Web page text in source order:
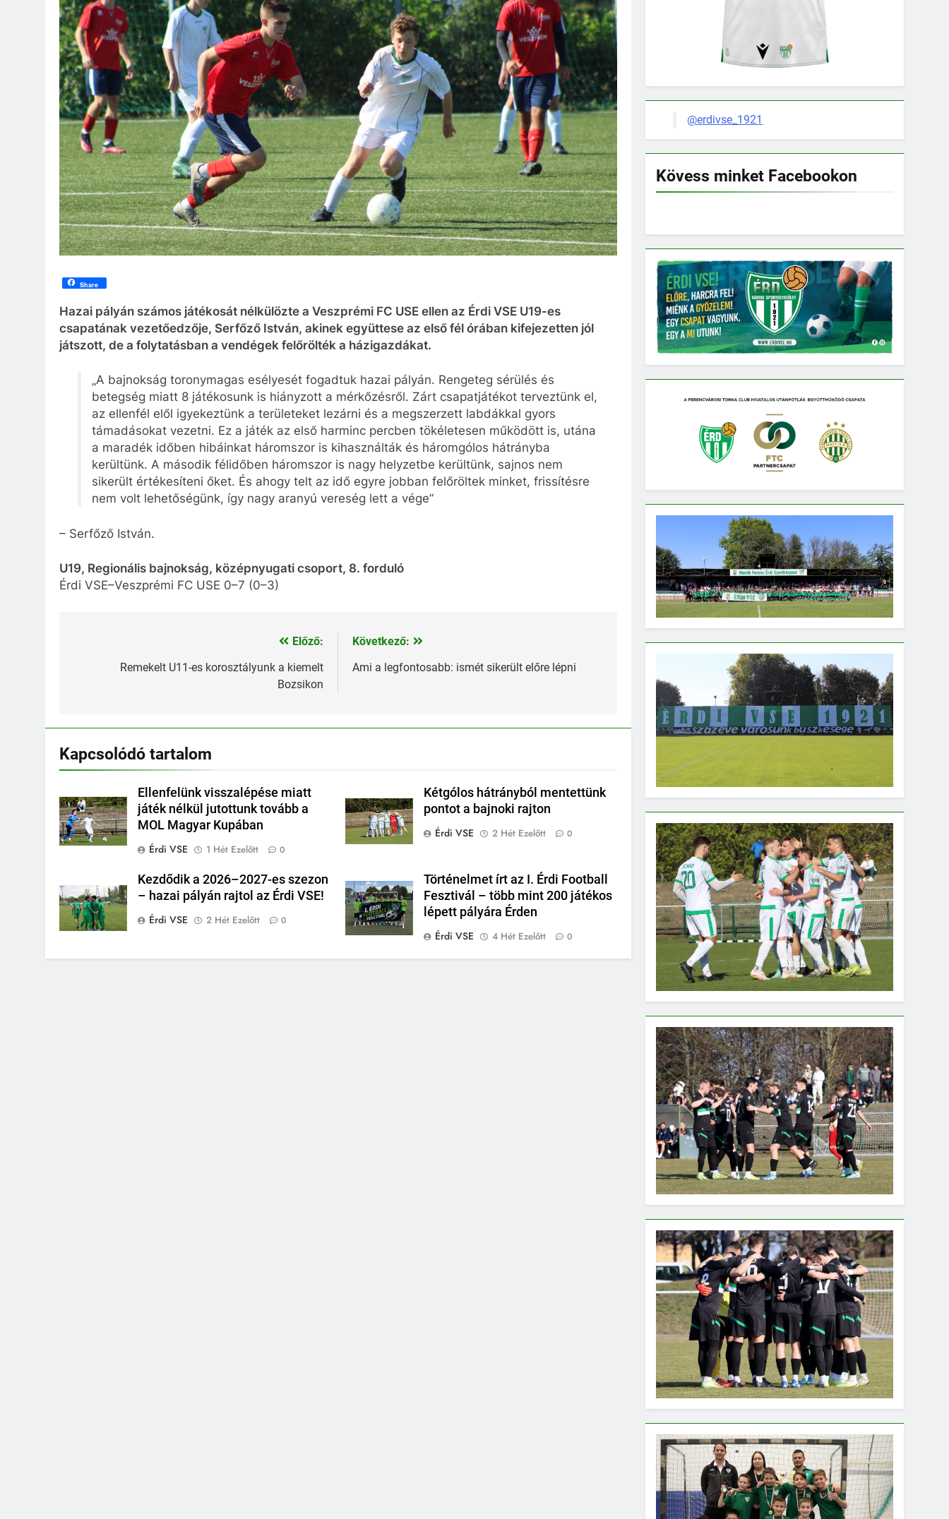
Share
Hazai pályán számos játékosát nélkülözte a Veszprémi FC USE ellen az Érdi VSE U19-es
csapatának vezetőedzője, Serfőző István, akinek együttese az első fél órában kifejezetten jól
játszott, de a folytatásban a vendégek felőrölték a házigazdákat.
„A bajnokság toronymagas esélyesét fogadtuk hazai pályán. Rengeteg sérülés és
betegség miatt 8 játékosunk is hiányzott a mérkőzésről. Zárt csapatjátékot terveztünk el,
az ellenfél elől igyekeztünk a területeket lezárni és a megszerzett labdákkal gyors
támadásokat vezetni. Ez a játék az első harminc percben tökéletesen működött is, utána
a maradék időben hibáinkat háromszor is kihasználták és háromgólos hátrányba
kerültünk. A második félidőben háromszor is nagy helyzetbe kerültünk, sajnos nem
sikerült értékesíteni őket. És ahogy telt az idő egyre jobban felőröltek minket, frissítésre
nem volt lehetőségünk, így nagy aranyú vereség lett a vége”
– Serfőző István.
U19, Regionális bajnokság, középnyugati csoport, 8. forduló
Érdi VSE–Veszprémi FC USE 0–7 (0–3)
navigáció
Előző:
Remekelt U11-es korosztályunk a kiemelt
Bozsikon
Következő:
Ami a legfontosabb: ismét sikerült előre lépni
Kapcsolódó tartalom
Ellenfelünk visszalépése miatt
játék nélkül jutottunk tovább a
MOL Magyar Kupában
Érdi VSE
1 Hét Ezelőtt 0
Kétgólos hátrányból mentettünk
pontot a bajnoki rajton
Érdi VSE
2 Hét Ezelőtt 0
Kezdődik a 2026–2027-es szezon
– hazai pályán rajtol az Érdi VSE!
Érdi VSE
2 Hét Ezelőtt 0
Történelmet írt az I. Érdi Football
Fesztivál – több mint 200 játékos
lépett pályára Érden
Érdi VSE
4 Hét Ezelőtt 0
@erdivse_1921
Kövess minket Facebookon